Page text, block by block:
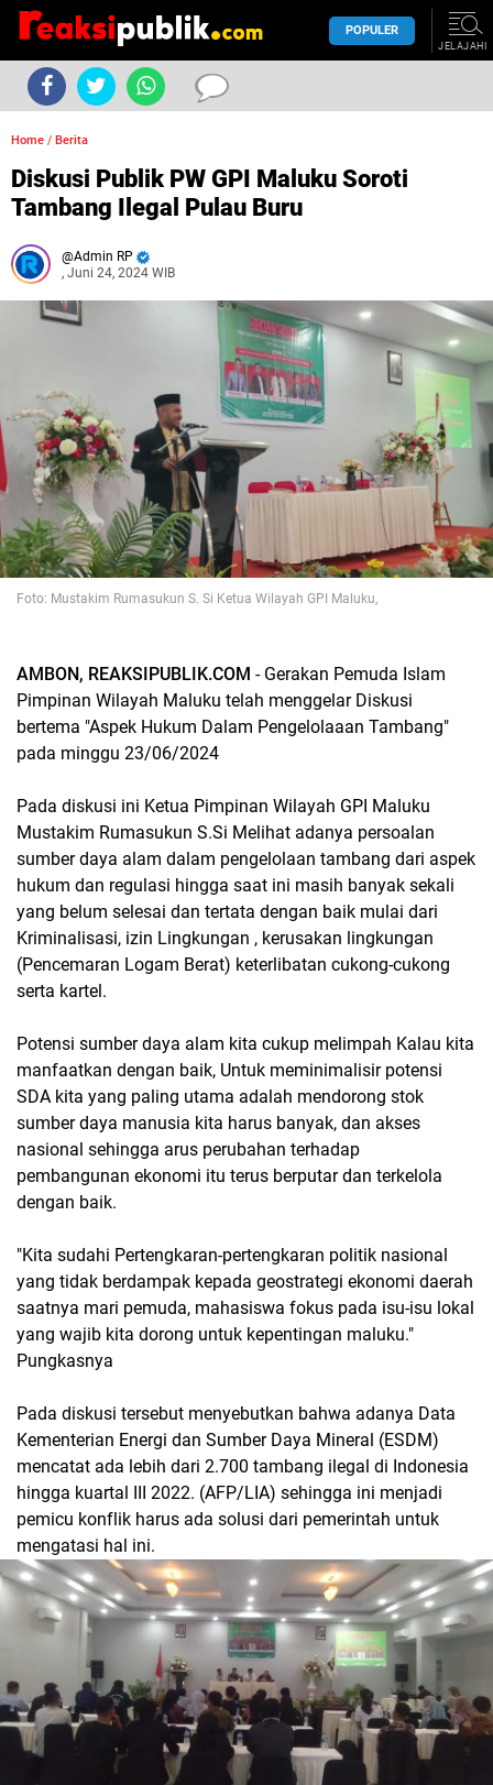
POPULER
JELAJAHI
Home / Berita
Diskusi Publik PW GPI Maluku Soroti
Tambang Ilegal Pulau Buru
Admin RP
, Juni 24, 2024 WIB
Foto: Mustakim Rumasukun S. Si Ketua Wilayah GPI Maluku,
AMBON, REAKSIPUBLIK.COM - Gerakan Pemuda Islam
Pimpinan Wilayah Maluku telah menggelar Diskusi
bertema "Aspek Hukum Dalam Pengelolaaan Tambang"
pada minggu 23/06/2024
Pada diskusi ini Ketua Pimpinan Wilayah GPI Maluku
Mustakim Rumasukun S.Si Melihat adanya persoalan
sumber daya alam dalam pengelolaan tambang dari aspek
hukum dan regulasi hingga saat ini masih banyak sekali
yang belum selesai dan tertata dengan baik mulai dari
Kriminalisasi, izin Lingkungan , kerusakan lingkungan
(Pencemaran Logam Berat) keterlibatan cukong-cukong
serta kartel.
Potensi sumber daya alam kita cukup melimpah Kalau kita
manfaatkan dengan baik, Untuk meminimalisir potensi
SDA kita yang paling utama adalah mendorong stok
sumber daya manusia kita harus banyak, dan akses
nasional sehingga arus perubahan terhadap
pembangunan ekonomi itu terus berputar dan terkelola
dengan baik.
"Kita sudahi Pertengkaran-pertengkaran politik nasional
yang tidak berdampak kepada geostrategi ekonomi daerah
saatnya mari pemuda, mahasiswa fokus pada isu-isu lokal
yang wajib kita dorong untuk kepentingan maluku."
Pungkasnya
Pada diskusi tersebut menyebutkan bahwa adanya Data
Kementerian Energi dan Sumber Daya Mineral (ESDM)
mencatat ada lebih dari 2.700 tambang ilegal di Indonesia
hingga kuartal III 2022. (AFP/LIA) sehingga ini menjadi
pemicu konflik harus ada solusi dari pemerintah untuk
mengatasi hal ini.